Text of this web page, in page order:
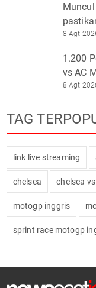
8 Agt
1.200
vs AC
8 Agt
TAG
link live streaming
chelsea chelsea
motogp inggris
sprint race motogp